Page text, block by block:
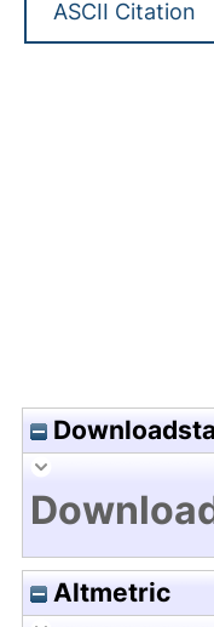
Altmetric